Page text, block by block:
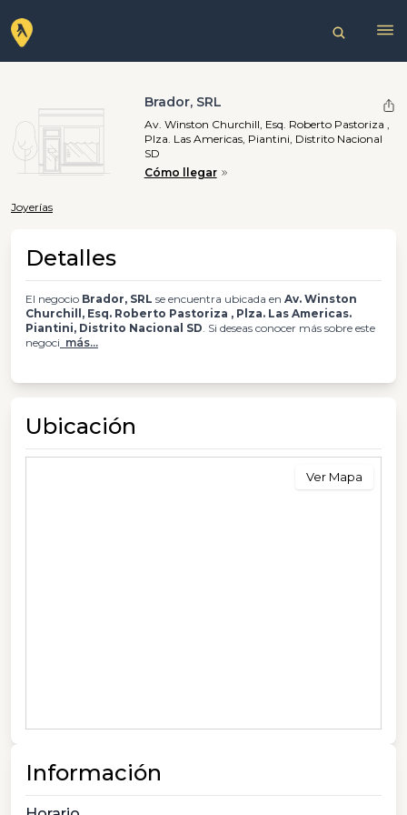
Brador, SRL
Av. Winston Churchill, Esq. Roberto Pastoriza ,
Plza. Las Americas, Piantini, Distrito Nacional
SD
Cómo llegar
Joyerías
Detalles
El negocio Brador, SRL se encuentra ubicada en Av. Winston
Churchill, Esq. Roberto Pastoriza , Plza. Las Americas.
Piantini, Distrito Nacional SD. Si deseas conocer más sobre este
negoci más...
Ubicación
Ver Mapa
Información